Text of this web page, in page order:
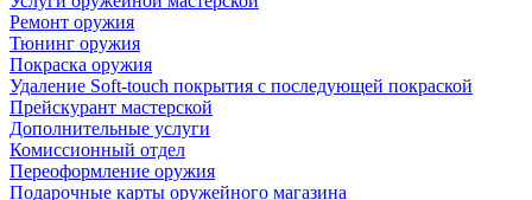
Ремонт оружия
Тюнинг оружия
Покраска оружия
Удаление Soft-touch покрытия с последующей покраской
Прейскурант мастерской
Дополнительные услуги
Комиссионный отдел
Переоформление оружия
Подарочные карты оружейного магазина